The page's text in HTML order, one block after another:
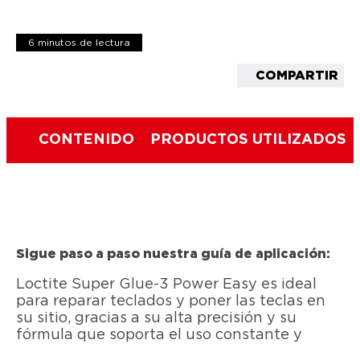
6 minutos de lectura
COMPARTIR
CONTENIDO PRODUCTOS UTILIZADOS
Sigue paso a paso nuestra guía de aplicación:
Loctite Super Glue-3 Power Easy es ideal
para reparar teclados y poner las teclas en
su sitio, gracias a su alta precisión y su
fórmula que soporta el uso constante y